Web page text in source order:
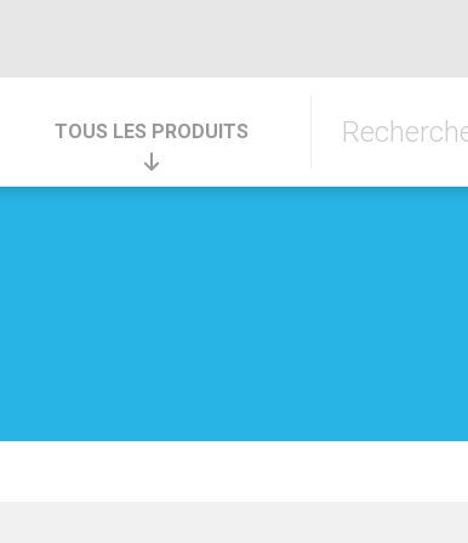
TOUS LES PRODUITS